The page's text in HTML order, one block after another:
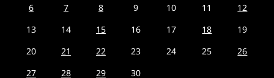
6
7 8 9 10 11
12
13
14 15 16 17 18
19
20
21 22 23 24 25
26
27
28 29
30